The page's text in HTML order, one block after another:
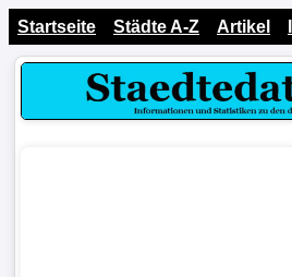
Startseite Städte A-Z Artikel